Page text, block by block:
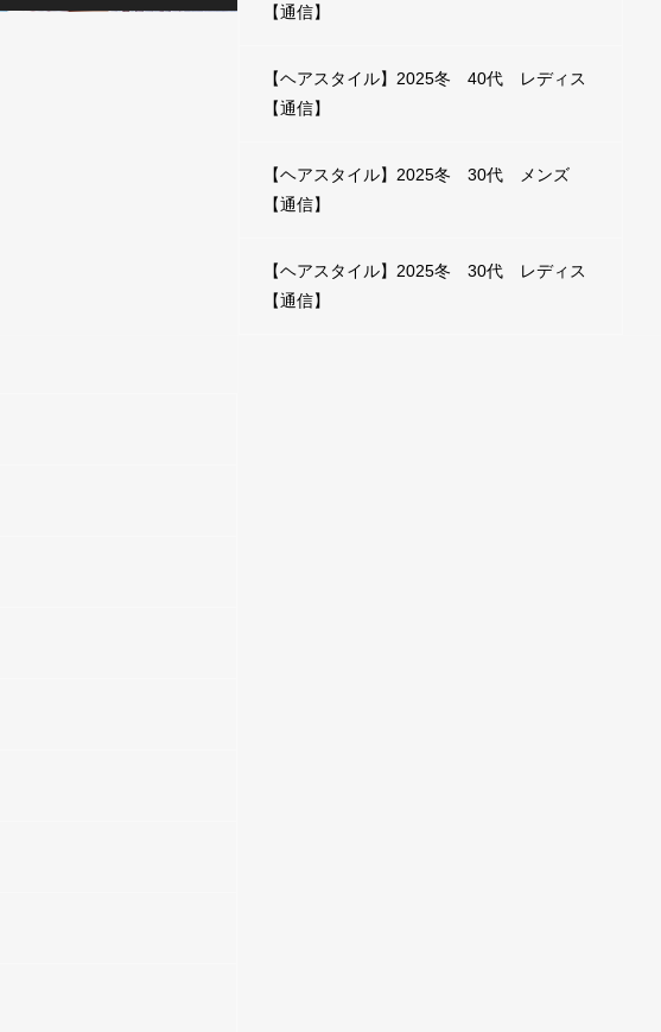
【通信】
【ヘアスタイル】2025冬 40代 レディス
【通信】
【ヘアスタイル】2025冬 30代 メンズ
【通信】
【ヘアスタイル】2025冬 30代 レディス
【通信】